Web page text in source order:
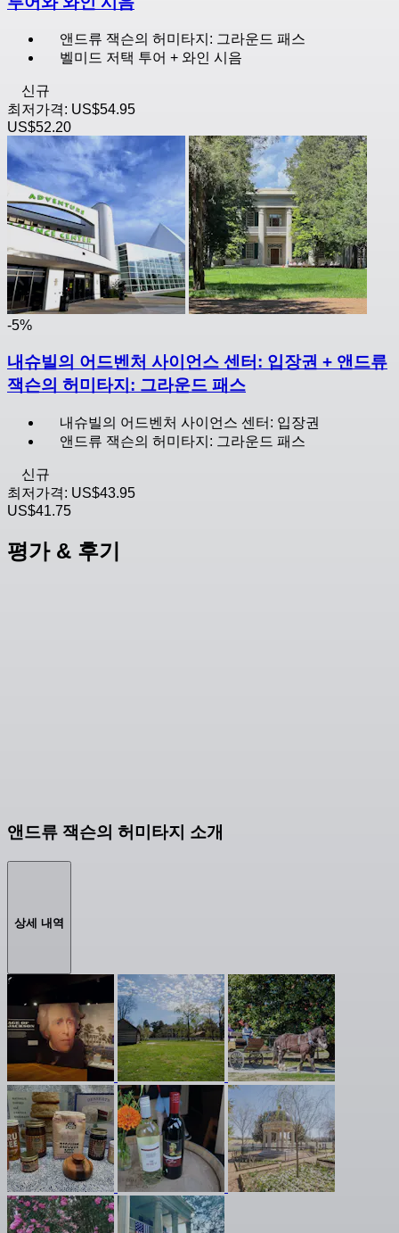
앤드류 잭슨의 허미타지: 그라운드 패스
벨미드 저택 투어 + 와인 시음
신규
최저가격: US$54.95
US$52.20
-5%
내슈빌의 어드벤처 사이언스 센터: 입장권 + 앤드류
잭슨의 허미타지: 그라운드 패스
내슈빌의 어드벤처 사이언스 센터: 입장권
앤드류 잭슨의 허미타지: 그라운드 패스
신규
최저가격: US$43.95
US$41.75
평가 & 후기
앤드류 잭슨의 허미타지 소개
상세 내역